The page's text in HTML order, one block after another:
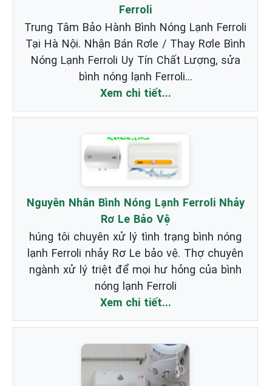
Ferroli
Trung Tâm Bảo Hành Bình Nóng Lạnh Ferroli
Tại Hà Nội. Nhận Bán Rơle / Thay Rơle Bình
Nóng Lạnh Ferroli Uy Tín Chất Lượng, sửa
bình nóng lạnh Ferroli...
Xem chi tiết...
Nguyên Nhân Bình Nóng Lạnh Ferroli Nhảy
Rơ Le Bảo Vệ
húng tôi chuyên xử lý tình trạng bình nóng
lạnh Ferroli nhảy Rơ Le bảo vệ. Thợ chuyên
ngành xử lý triệt để mọi hư hỏng của bình
nóng lạnh Ferroli
Xem chi tiết...